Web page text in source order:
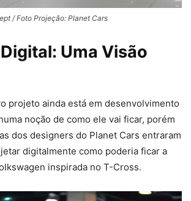
/ Foto Projeção: Planet Cars
Uma Visão
projeto ainda está em desenvolvimento
noção de como ele vai ficar, porém
dos designers do Planet Cars entraram
digitalmente como poderia ficar a
inspirada no T-Cross.